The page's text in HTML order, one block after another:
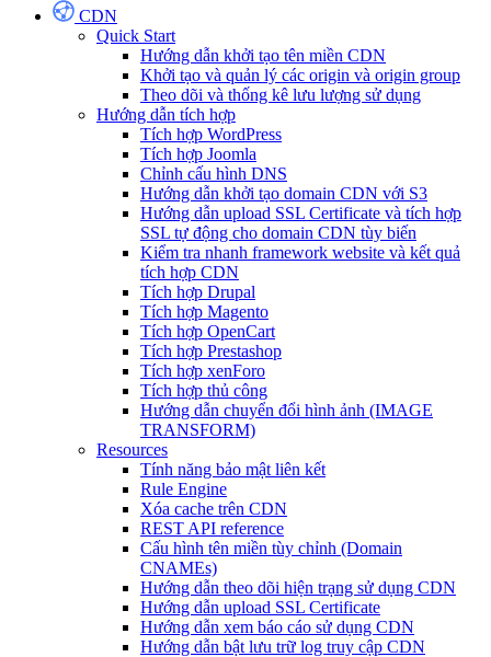
CDN
Quick Start
Hướng dẫn khởi tạo tên miền CDN
Khởi tạo và quản lý các origin và origin group
Theo dõi và thống kê lưu lượng sử dụng
Hướng dẫn tích hợp
Tích hợp WordPress
Tích hợp Joomla
Chỉnh cấu hình DNS
Hướng dẫn khởi tạo domain CDN với S3
Hướng dẫn upload SSL Certificate và tích hợp
SSL tự động cho domain CDN tùy biến
Kiểm tra nhanh framework website và kết quả
tích hợp CDN
Tích hợp Drupal
Tích hợp Magento
Tích hợp OpenCart
Tích hợp Prestashop
Tích hợp xenForo
Tích hợp thủ công
Hướng dẫn chuyển đổi hình ảnh (IMAGE
TRANSFORM)
Resources
Tính năng bảo mật liên kết
Rule Engine
Xóa cache trên CDN
REST API reference
Cấu hình tên miền tùy chỉnh (Domain
CNAMEs)
Hướng dẫn theo dõi hiện trạng sử dụng CDN
Hướng dẫn upload SSL Certificate
Hướng dẫn xem báo cáo sử dụng CDN
Hướng dẫn bật lưu trữ log truy cập CDN